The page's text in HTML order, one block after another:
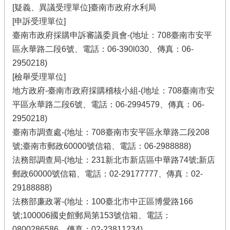
[疑義、異議受理單位]臺南市政府水利局
[申訴受理單位]
臺南市政府採購申訴審議委員會-(地址：708臺南市安平
區永華路二段6號、電話：06-390l030、傳真：06-
2950218)
[檢舉受理單位]
地方政府-臺南市政府採購稽核小組-(地址：708臺南市安
平區永華路二段6號、電話：06-2994579、傳真：06-
2950218)
臺南市調查處-(地址：708臺南市安平區永華路二段208
號;臺南市郵政60000號信箱、電話：06-2988888)
法務部調查局-(地址：231新北市新店區中華路74號;新店
郵政60000號信箱、電話：02-29177777、傳真：02-
29188888)
法務部廉政署-(地址：100臺北市中正區博愛路166
號;100006國史館郵局第153號信箱、電話：